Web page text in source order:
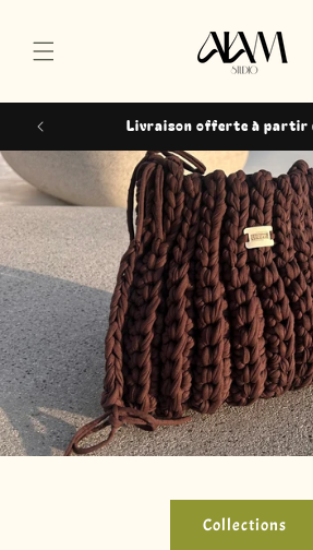
contenu
Livraison offerte à partir
Collections